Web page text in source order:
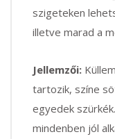
szigeteken
illetve marad a
Jellemzői:
tartozik, színe
egyedek
mindenben jól